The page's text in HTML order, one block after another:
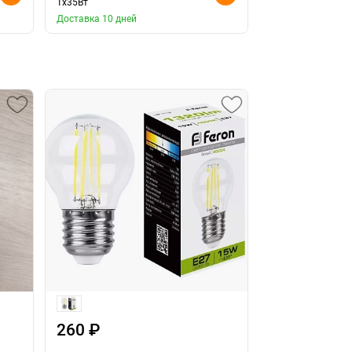
Доставка 10 дней
260 ₽